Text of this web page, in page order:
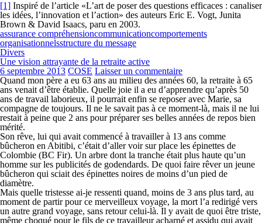
[1] Inspiré de l’article «L’art de poser des questions efficaces : canaliser
les idées, l’innovation et l’action» des auteurs Eric E. Vogt, Junita
Brown & David Isaacs, paru en 2003.
assurance compréhensioncommunicationcomportements
organisationnelsstructure du message
Divers
Une vision attrayante de la retraite active
6 septembre 2013 COSE Laisser un commentaire
Quand mon père a eu 63 ans au milieu des années 60, la retraite à 65
ans venait d’être établie. Quelle joie il a eu d’apprendre qu’après 50
ans de travail laborieux, il pourrait enfin se reposer avec Marie, sa
compagne de toujours. Il ne le savait pas à ce moment-là, mais il ne lui
restait à peine que 2 ans pour préparer ses belles années de repos bien
mérité.
Son rêve, lui qui avait commencé à travailler à 13 ans comme
bûcheron en Abitibi, c’était d’aller voir sur place les épinettes de
Colombie (BC Fir). Un arbre dont la tranche était plus haute qu’un
homme sur les publicités de godendards. De quoi faire rêver un jeune
bûcheron qui sciait des épinettes noires de moins d’un pied de
diamètre.
Mais quelle tristesse ai-je ressenti quand, moins de 3 ans plus tard, au
moment de partir pour ce merveilleux voyage, la mort l’a redirigé vers
un autre grand voyage, sans retour celui-là. Il y avait de quoi être triste,
même choqué pour le fils de ce travailleur acharné et assidu qui avait